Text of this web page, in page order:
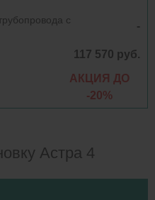
-
117 570 руб.
АКЦИЯ ДО
-20%
Астра 4